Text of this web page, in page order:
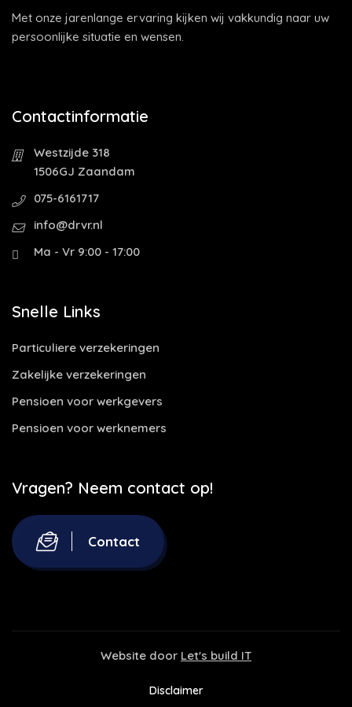
Met onze jarenlange ervaring kijken wij vakkundig naar uw
persoonlijke situatie en wensen.
Contactinformatie
Westzijde 318
1506GJ Zaandam
075-6161717
info@drvr.nl
Ma - Vr 9:00 - 17:00
Snelle Links
Particuliere verzekeringen
Zakelijke verzekeringen
Pensioen voor werkgevers
Pensioen voor werknemers
Vragen? Neem contact op!
Contact
Website door Let's build IT
Disclaimer